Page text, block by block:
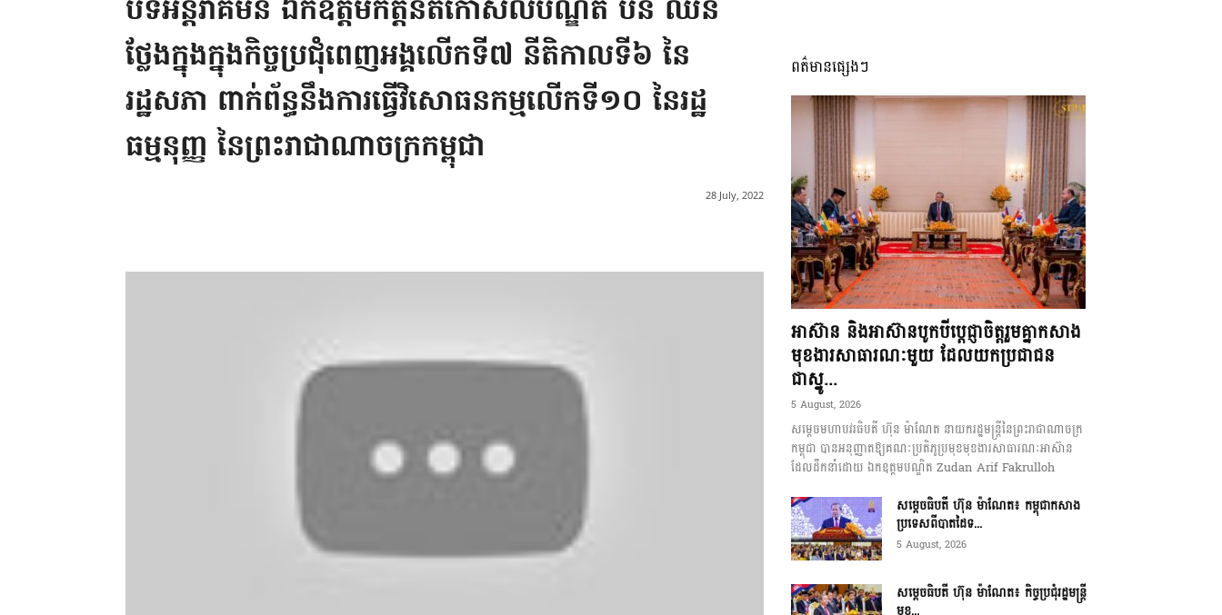
បទអន្តរាគមន៍ ឯកឧត្តមកិត្តិនីតិកោសលបណ្ឌិត ប៊ិន ឈិន
ថ្លែងក្នុងក្នុងកិច្ចប្រជុំពេញអង្គលើកទី៧ នីតិកាលទី៦ នៃ
រដ្ឋសភា ពាក់ព័ន្ធនឹងការធ្វើវិសោធនកម្មលើកទី១០ នៃរដ្ឋ
ធម្មនុញ្ញ នៃព្រះរាជាណាចក្រកម្ពុជា
28 July, 2022
ពត៌មានផ្សេងៗ
អាស៊ាន និងអាស៊ានបូកបីប្តេជ្ញាចិត្តរួមគ្នាកសាង
មុខងារសាធារណៈមួយ ដែលយកប្រជាជន
ជាស្នូ...
5 August, 2026
សម្តេចមហាបវរធិបតី ហ៊ុន ម៉ាណែត នាយករដ្ឋមន្ត្រីនៃព្រះរាជាណាចក្រ
កម្ពុជា បានអនុញ្ញាតឱ្យគណៈប្រតិភូប្រមុខមុខងារសាធារណៈអាស៊ាន
ដែលដឹកនាំដោយ ឯកឧត្តមបណ្ឌិត Zudan Arif Fakrulloh
សម្ដេចធិបតី ហ៊ុន ម៉ាណែត៖ កម្ពុជាកសាង
ប្រទេសពីបាតដៃទ...
5 August, 2026
សម្ដេចធិបតី ហ៊ុន ម៉ាណែត៖ កិច្ចប្រជុំរដ្ឋមន្ត្រី